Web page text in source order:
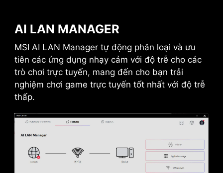
AI LAN MANAGER
MSI AI LAN Manager tự động phân loại và ưu
tiên các ứng dụng nhạy cảm với độ trễ cho các
trò chơi trực tuyến, mang đến cho bạn trải
nghiệm chơi game trực tuyến tốt nhất với độ trễ
thấp.
SẴN SÀNG CHO TƯƠNG LAI -
THUNDERBOLT 5 READY
Cung cấp tổng băng thông truyền tải lên đến
nhất. Các cổng có thể được sử dụng cho nhiều
màn hình 8K ngoài và hỗ trợ sạc nhanh lên đến
27W.